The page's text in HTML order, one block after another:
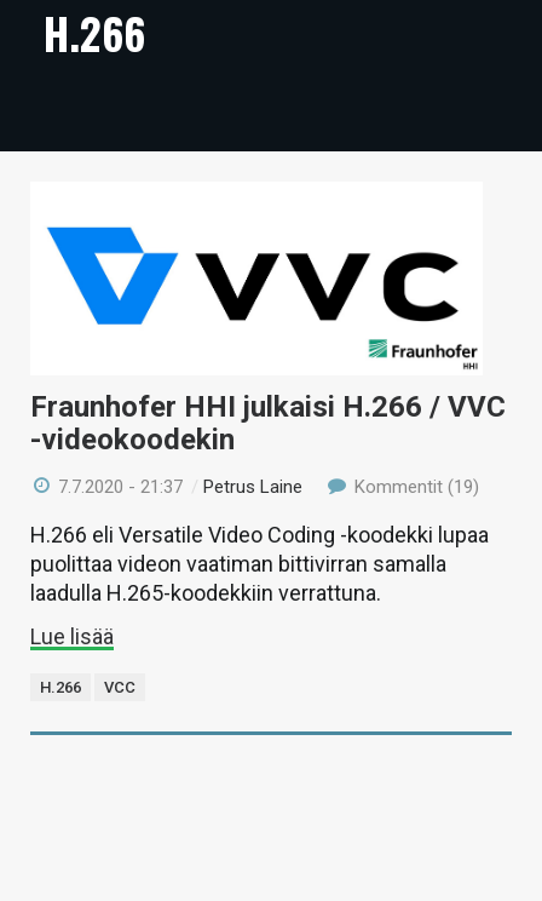
ARTIKKELIT
TECHBBS
HINTA.FI
HAKU
H.266
Fraunhofer HHI julkaisi H.266 / VVC
-videokoodekin
7.7.2020 - 21:37 /Petrus Laine Kommentit (19)
H.266 eli Versatile Video Coding -koodekki lupaa
puolittaa videon vaatiman bittivirran samalla
laadulla H.265-koodekkiin verrattuna.
Lue lisää
H.266 VCC